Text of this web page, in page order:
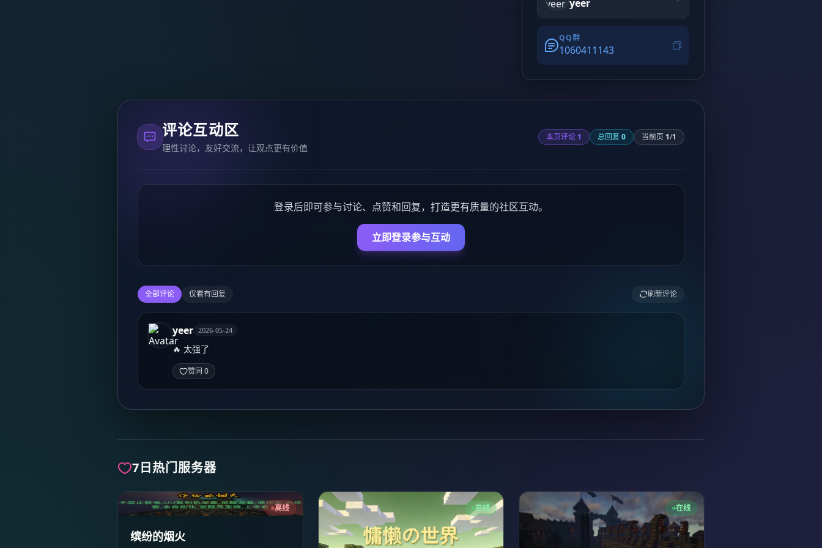
yeer
QQ群
1060411143
评论互动区
理性讨论，友好交流，让观点更有价值
本页评论 1 总回复 0 当前页 1/1
登录后即可参与讨论、点赞和回复，打造更有质量的社区互动。
立即登录参与互动
全部评论 仅看有回复 刷新评论
yeer 2026-05-24
🔥 太强了
赞同 0
7日热门服务器
离线
缤纷的烟火
在线 在线